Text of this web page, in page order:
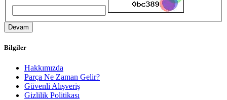
Devam
Bilgiler
Hakkımızda
Parça Ne Zaman Gelir?
Güvenli Alışveriş
Gizlilik Politikası